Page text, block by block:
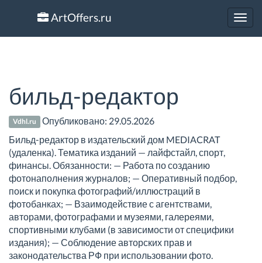
ArtOffers.ru
бильд-редактор
Vdhl.ru Опубликовано: 29.05.2026
Бильд-редактор в издательский дом MEDIACRAT
(удаленка). Тематика изданий — лайфстайл, спорт,
финансы. Обязанности: — Работа по созданию
фотонаполнения журналов; — Оперативный подбор,
поиск и покупка фотографий/иллюстраций в
фотобанках; — Взаимодействие с агентствами,
авторами, фотографами и музеями, галереями,
спортивными клубами (в зависимости от специфики
издания); — Соблюдение авторских прав и
законодательства РФ при использовании фото.